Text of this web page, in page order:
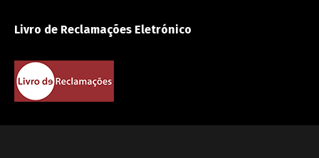
Livro de Reclamações Eletrónico